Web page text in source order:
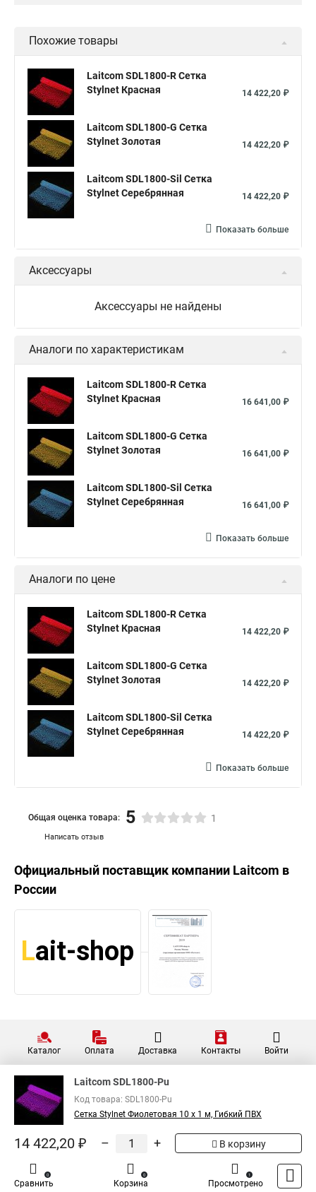
Похожие товары
Laitcom SDL1800-R Сетка
Stylnet Красная
14 422,20 ₽
Laitcom SDL1800-G Сетка
Stylnet Золотая
14 422,20 ₽
Laitcom SDL1800-Sil Сетка
Stylnet Cеребрянная
14 422,20 ₽
Показать больше
Аксессуары
Аксессуары не найдены
Аналоги по характеристикам
Laitcom SDL1800-R Сетка
Stylnet Красная
16 641,00 ₽
Laitcom SDL1800-G Сетка
Stylnet Золотая
16 641,00 ₽
Laitcom SDL1800-Sil Сетка
Stylnet Cеребрянная
16 641,00 ₽
Показать больше
Аналоги по цене
Laitcom SDL1800-R Сетка
Stylnet Красная
14 422,20 ₽
Laitcom SDL1800-G Сетка
Stylnet Золотая
14 422,20 ₽
Laitcom SDL1800-Sil Сетка
Stylnet Cеребрянная
14 422,20 ₽
Показать больше
Написать отзыв
Общая оценка товара: 5 1
Официальный поставщик компании Laitcom в
России
Каталог Оплата Доставка Контакты Войти
Laitcom SDL1800-Pu
Код товара: SDL1800-Pu
Сетка Stylnet Фиолетовая 10 x 1 м, Гибкий ПВХ
14 422,20 ₽ – + В корзину
Сравнить
0
Корзина
0
Просмотрено
1